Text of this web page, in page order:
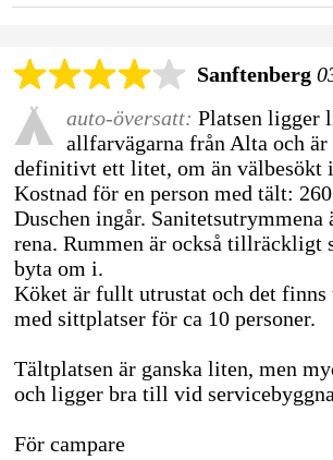
Sanftenberg
auto-översatt: Platsen ligger
allfarvägarna från Alta och
definitivt ett litet, om än välbesökt
Kostnad för en person med tält:
Duschen ingår. Sanitetsutrymmena
rena. Rummen är också tillräckligt
byta om i.
Köket är fullt utrustat och det
med sittplatser för ca 10 personer.
Tältplatsen är ganska liten, men
och ligger bra till vid
För campare